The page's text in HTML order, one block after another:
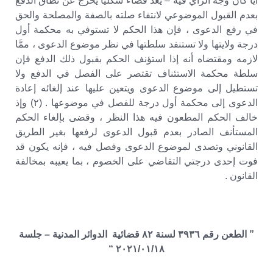
بعدم القبول الموضوعي لانتفاء صلته بالصفة والمصلحة والحق
في رفع الدعوى ، فإن هذا الحكم لا تستوفي به محكمة أول
درجة ولايتها ولا تستنفد سلطتها في نظر موضوع الدعوى ، ممَّا
لازمه ومقتضاه أنه إذا استؤنف الحكم بقبول ذلك الدفع فإن
سلطة محكمة الاستئناف تقتصر على الفصل في الدفع ولا
تستطيل إلى موضوع الدعوى ويتعين عليها عند إلغائه إعادة
الدعوى إلى محكمة أول درجة للفصل في موضوعها . (٢) وإذ
خالف الحكم المطعون فيه هذا النظر ، وقضى بإلغاء الحكم
المستأنف الصادر بعدم قبول الدعوى لرفعها بغير الطريق
القانوني وتصدى لموضوع الدعوى وفصل فيه ، فإنه يكون قد
فوت إحدى درجتي التقاضي على الخصوم ، بما يعيبه بمخالفة
القانون .
” الطعن رقم ٣٩٣٦ لسنة ٨٢ قضائية الدوائر المدنية – جلسة
٢٠٢١/٠١/١٨ “